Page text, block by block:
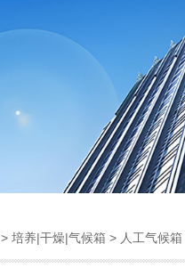
> 培养|干燥|气候箱 > 人工气候箱